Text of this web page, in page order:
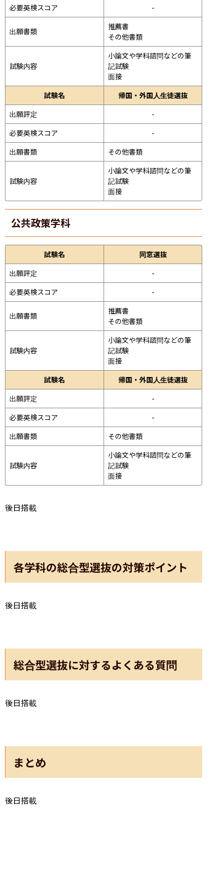
必要英検スコア
-
出願書類
推薦書
その他書類
試験内容
小論文や学科諮問などの筆
記試験
面接
試験名
帰国・外国人生徒選抜
出願評定
-
必要英検スコア
-
出願書類
その他書類
試験内容
小論文や学科諮問などの筆
記試験
面接
公共政策学科
試験名
同窓選抜
出願評定
-
必要英検スコア
-
出願書類
推薦書
その他書類
試験内容
小論文や学科諮問などの筆
記試験
面接
試験名
帰国・外国人生徒選抜
出願評定
-
必要英検スコア
-
出願書類
その他書類
試験内容
小論文や学科諮問などの筆
記試験
面接
後日搭載
各学科の総合型選抜の対策ポイント
後日搭載
総合型選抜に対するよくある質問
後日搭載
まとめ
後日搭載